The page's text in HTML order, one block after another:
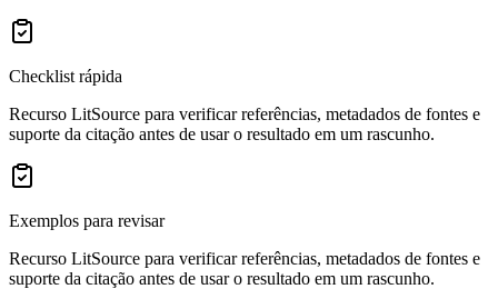
Checklist rápida
Recurso LitSource para verificar referências, metadados de fontes e
suporte da citação antes de usar o resultado em um rascunho.
Exemplos para revisar
Recurso LitSource para verificar referências, metadados de fontes e
suporte da citação antes de usar o resultado em um rascunho.